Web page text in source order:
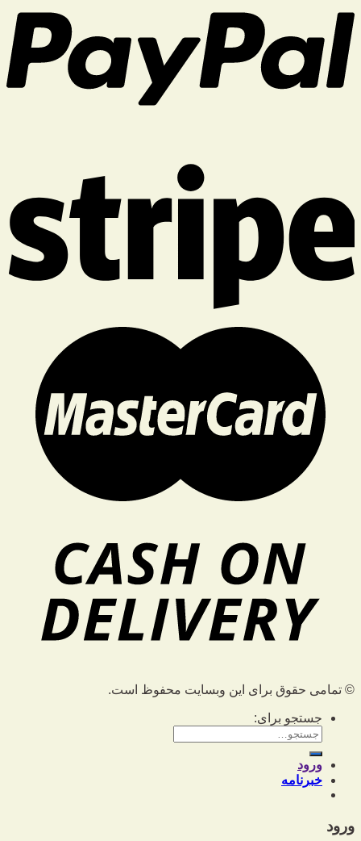
© تمامی حقوق برای این وبسایت محفوظ است.
جستجو برای:
ورود
خبرنامه
ورود